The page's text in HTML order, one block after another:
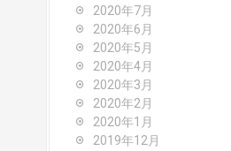
2020年7月
2020年6月
2020年5月
2020年4月
2020年3月
2020年2月
2020年1月
2019年12月